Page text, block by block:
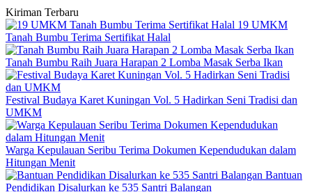
Kiriman Terbaru
19 UMKM
Tanah Bumbu Terima Sertifikat Halal
Tanah Bumbu Raih Juara Harapan 2 Lomba Masak Serba Ikan
Festival Budaya Karet Kuningan Vol. 5 Hadirkan Seni Tradisi dan
UMKM
Warga Kepulauan Seribu Terima Dokumen Kependudukan dalam
Hitungan Menit
Bantuan
Pendidikan Disalurkan ke 535 Santri Balangan